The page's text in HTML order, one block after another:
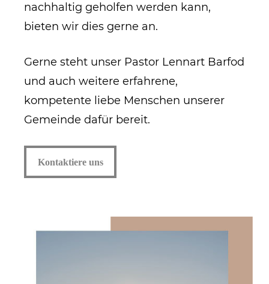
nachhaltig geholfen werden kann,
bieten wir dies gerne an.
Gerne steht unser Pastor Lennart Barfod
und auch weitere erfahrene,
kompetente liebe Menschen unserer
Gemeinde dafür bereit.
Kontaktiere uns